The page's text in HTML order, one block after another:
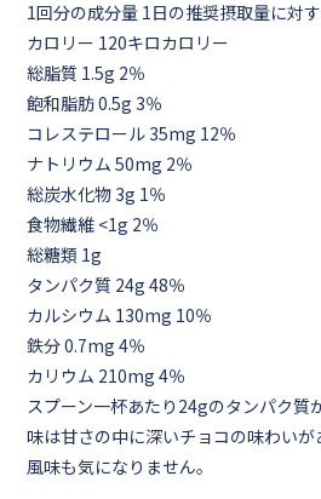
1回分の成分量 1日の推奨摂取量に対
カロリー 120キロカロリー
総脂質 1.5g 2％
飽和脂肪 0.5g 3％
コレステロール 35mg 12％
ナトリウム 50mg 2％
総炭水化物 3g 1％
食物繊維 <1g 2％
総糖類 1g
タンパク質 24g 48％
カルシウム 130mg 10％
鉄分 0.7mg 4％
カリウム 210mg 4％
スプーン一杯あたり24gのタンパク質
味は甘さの中に深いチョコの味わい
風味も気になりません。